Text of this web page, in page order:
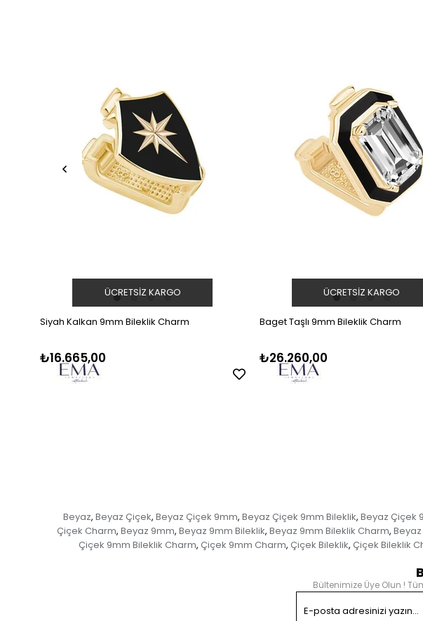
Siyah Kalkan 9mm Bileklik Charm
₺16.665,00
ÜCRETSIZ KARGO
Baget Taşlı 9mm Bileklik Charm
₺26.260,00
ÜCRETSIZ KARGO
Beyaz, Beyaz Çiçek, Beyaz Çiçek 9mm, Beyaz Çiçek 9mm Bileklik, Beyaz Çiçek
Çiçek Charm, Beyaz 9mm, Beyaz 9mm Bileklik, Beyaz 9mm Bileklik Charm,
Çiçek 9mm Bileklik Charm, Çiçek 9mm Charm, Çiçek Bileklik, Çiçek Bileklik
Bültenimize Üye Olun !